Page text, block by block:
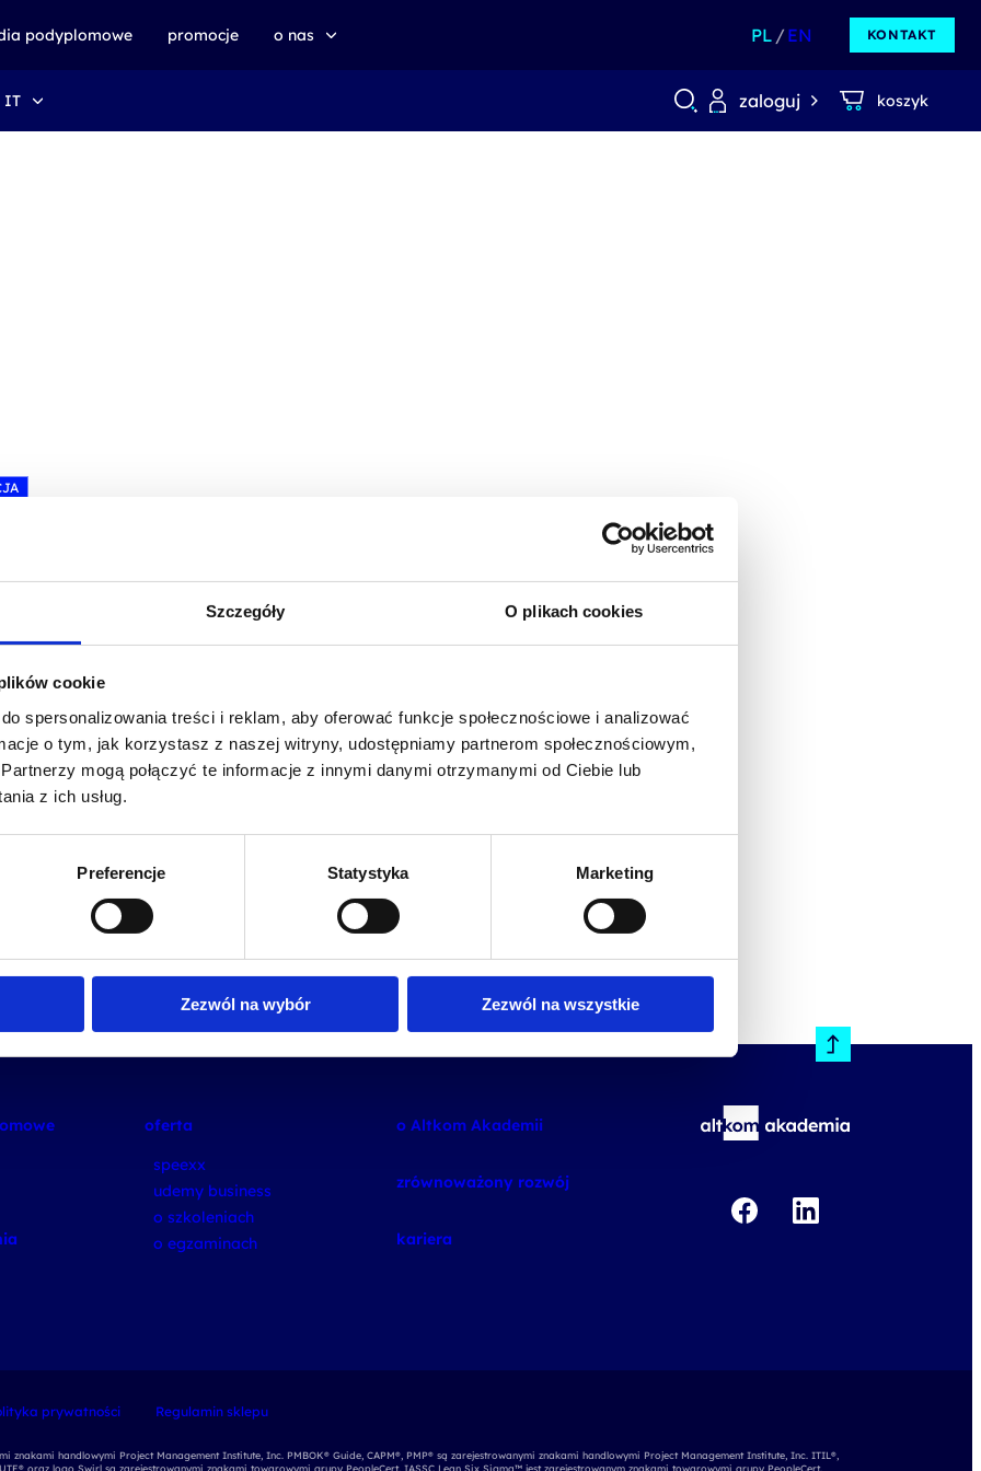
Szczegóły O plikach cookies
cookie
spersonalizowania treści i reklam, aby oferować funkcje społecznościowe i analizować
o tym, jak korzystasz z naszej witryny, udostępniamy partnerom społecznościowym,
mogą połączyć te informacje z innymi danymi otrzymanymi od Ciebie lub
z ich usług.
Preferencje Statystyka Marketing
Zezwól na wybór Zezwól na wszystkie
podyplomowe promocje o nas PL EN KONTAKT
IT zaloguj koszyk
oferta
speexx
udemy business
o szkoleniach
o egzaminach
o Altkom Akademii
zrównoważony rozwój
kariera
prywatności Regulamin sklepu
znakami handlowymi Project Management Institute, Inc. PMBOK® Guide, CAPM®, PMP® są zarejestrowanymi znakami handlowymi Project Management Institute, Inc. ITIL®,
oraz logo Swirl są zarejestrowanymi znakami towarowymi grupy PeopleCert. IASSC Lean Six Sigma™ jest zarejestrowanym znakami towarowymi grupy PeopleCert.